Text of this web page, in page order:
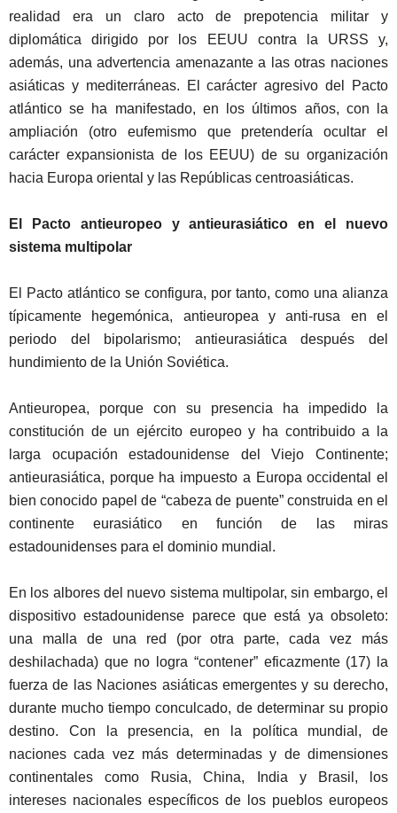
realidad era un claro acto de prepotencia militar y
diplomática dirigido por los EEUU contra la URSS y,
además, una advertencia amenazante a las otras naciones
asiáticas y mediterráneas. El carácter agresivo del Pacto
atlántico se ha manifestado, en los últimos años, con la
ampliación (otro eufemismo que pretendería ocultar el
carácter expansionista de los EEUU) de su organización
hacia Europa oriental y las Repúblicas centroasiáticas.
El Pacto antieuropeo y antieurasiático en el nuevo
sistema multipolar
El Pacto atlántico se configura, por tanto, como una alianza
típicamente hegemónica, antieuropea y anti-rusa en el
periodo del bipolarismo; antieurasiática después del
hundimiento de la Unión Soviética.
Antieuropea, porque con su presencia ha impedido la
constitución de un ejército europeo y ha contribuido a la
larga ocupación estadounidense del Viejo Continente;
antieurasiática, porque ha impuesto a Europa occidental el
bien conocido papel de “cabeza de puente” construida en el
continente eurasiático en función de las miras
estadounidenses para el dominio mundial.
En los albores del nuevo sistema multipolar, sin embargo, el
dispositivo estadounidense parece que está ya obsoleto:
una malla de una red (por otra parte, cada vez más
deshilachada) que no logra “contener” eficazmente (17) la
fuerza de las Naciones asiáticas emergentes y su derecho,
durante mucho tiempo conculcado, de determinar su propio
destino. Con la presencia, en la política mundial, de
naciones cada vez más determinadas y de dimensiones
continentales como Rusia, China, India y Brasil, los
intereses nacionales específicos de los pueblos europeos